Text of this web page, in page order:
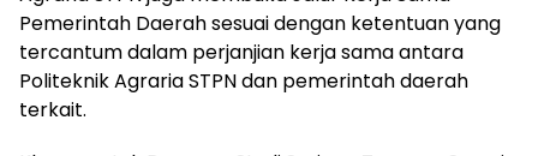
Pemerintah Daerah sesuai dengan ketentuan yang
tercantum dalam perjanjian kerja sama antara
Politeknik Agraria STPN dan pemerintah daerah
terkait.